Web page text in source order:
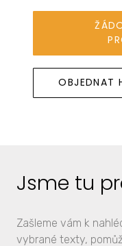
OBJEDNAT
Jsme tu
Zašleme vám k
vybrané texty,